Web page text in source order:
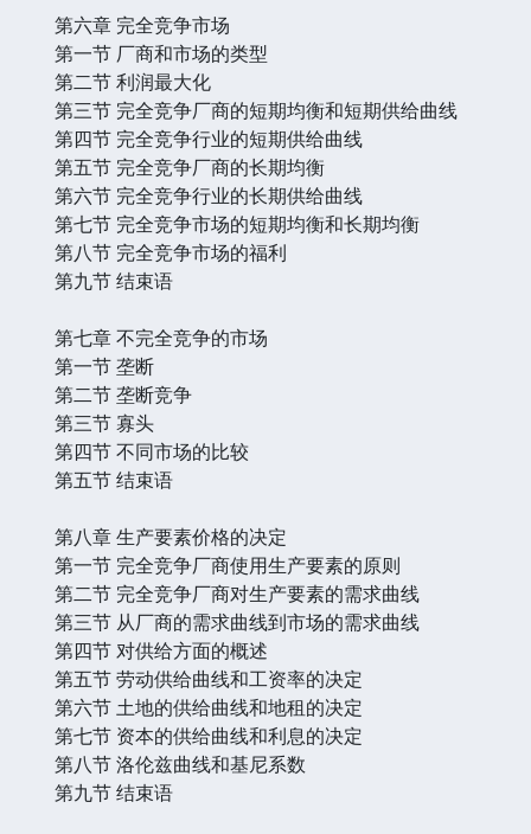
第六章 完全竞争市场
第一节 厂商和市场的类型
第二节 利润最大化
第三节 完全竞争厂商的短期均衡和短期供给曲线
第四节 完全竞争行业的短期供给曲线
第五节 完全竞争厂商的长期均衡
第六节 完全竞争行业的长期供给曲线
第七节 完全竞争市场的短期均衡和长期均衡
第八节 完全竞争市场的福利
第九节 结束语
第七章 不完全竞争的市场
第一节 垄断
第二节 垄断竞争
第三节 寡头
第四节 不同市场的比较
第五节 结束语
第八章 生产要素价格的决定
第一节 完全竞争厂商使用生产要素的原则
第二节 完全竞争厂商对生产要素的需求曲线
第三节 从厂商的需求曲线到市场的需求曲线
第四节 对供给方面的概述
第五节 劳动供给曲线和工资率的决定
第六节 土地的供给曲线和地租的决定
第七节 资本的供给曲线和利息的决定
第八节 洛伦兹曲线和基尼系数
第九节 结束语